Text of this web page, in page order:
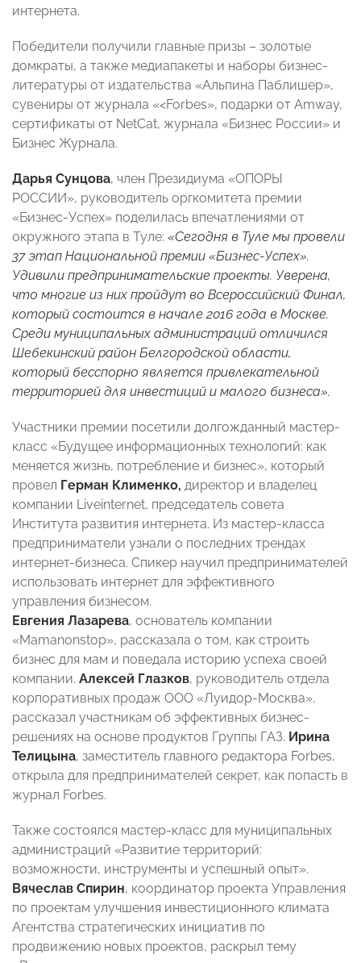
интернета.
Победители получили главные призы – золотые
домкраты, а также медиапакеты и наборы бизнес-
литературы от издательства «Альпина Паблишер»,
сувениры от журнала «<Forbes», подарки от Amway,
сертификаты от NetCat, журнала «Бизнес России» и
Бизнес Журнала.
Дарья Сунцова, член Президиума «ОПОРЫ
РОССИИ», руководитель оргкомитета премии
«Бизнес-Успех» поделилась впечатлениями от
окружного этапа в Туле: «Сегодня в Туле мы провели
37 этап Национальной премии «Бизнес-Успех».
Удивили предпринимательские проекты. Уверена,
что многие из них пройдут во Всероссийский Финал,
который состоится в начале 2016 года в Москве.
Среди муниципальных администраций отличился
Шебекинский район Белгородской области,
который бесспорно является привлекательной
территорией для инвестиций и малого бизнеса».
Участники премии посетили долгожданный мастер-
класс «Будущее информационных технологий: как
меняется жизнь, потребление и бизнес», который
провел Герман Клименко, директор и владелец
компании Liveinternet, председатель совета
Института развития интернета. Из мастер-класса
предприниматели узнали о последних трендах
интернет-бизнеса. Спикер научил предпринимателей
использовать интернет для эффективного
управления бизнесом.
Евгения Лазарева, основатель компании
«Mamanonstop», рассказала о том, как строить
бизнес для мам и поведала историю успеха своей
компании. Алексей Глазков, руководитель отдела
корпоративных продаж ООО «Луидор-Москва»,
рассказал участникам об эффективных бизнес-
решениях на основе продуктов Группы ГАЗ. Ирина
Телицына, заместитель главного редактора Forbes,
открыла для предпринимателей секрет, как попасть в
журнал Forbes.
Также состоялся мастер-класс для муниципальных
администраций «Развитие территорий:
возможности, инструменты и успешный опыт».
Вячеслав Спирин, координатор проекта Управления
по проектам улучшения инвестиционного климата
Агентства стратегических инициатив по
продвижению новых проектов, раскрыл тему